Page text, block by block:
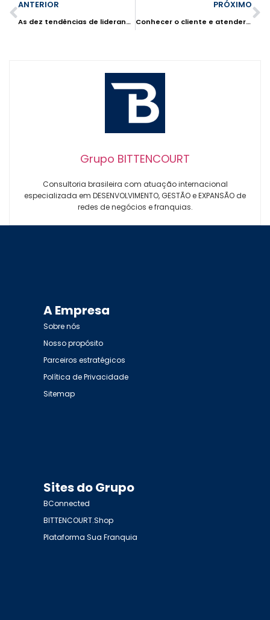
ANTERIOR
As dez tendências de liderança e relacionamento que impactam o franchising no mundo
PRÓXIMO
Conhecer o cliente e atender suas necessidades são o segredo do digital
Grupo BITTENCOURT
Consultoria brasileira com atuação internacional
especializada em DESENVOLVIMENTO, GESTÃO e EXPANSÃO de
redes de negócios e franquias.
A Empresa
Sobre nós
Nosso propósito
Parceiros estratégicos
Política de Privacidade
Sitemap
Sites do Grupo
BConnected
BITTENCOURT.Shop
Plataforma Sua Franquia